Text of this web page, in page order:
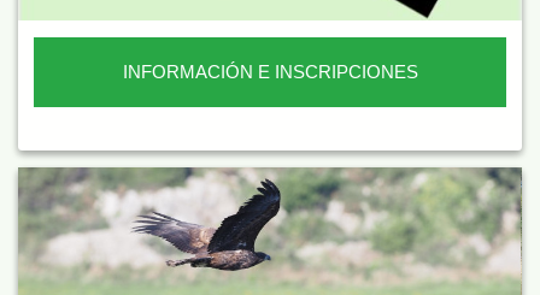
INFORMACIÓN E INSCRIPCIONES